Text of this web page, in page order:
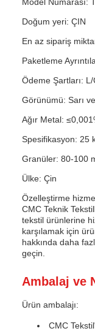
Doğum yeri: ÇIN
En az sipariş
Paketleme
Ödeme Şartları:
Görünümü: Sarı
Ağır Metal:
Spesifikasyon: 25
Granüler: 80-100
Ülke: Çin
Özelleştirme
CMC Teknik
tekstil ürünlerine
karşılamak için
hakkında daha
geçin.
Ambalaj ve
Ürün ambalajı:
CMC